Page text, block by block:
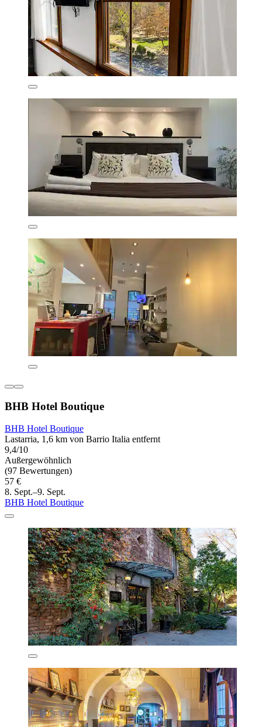
BHB Hotel Boutique
BHB Hotel Boutique
Lastarria, 1,6 km von Barrio Italia entfernt
9,4/10
Außergewöhnlich
(97 Bewertungen)
57 €
8. Sept.–9. Sept.
BHB Hotel Boutique